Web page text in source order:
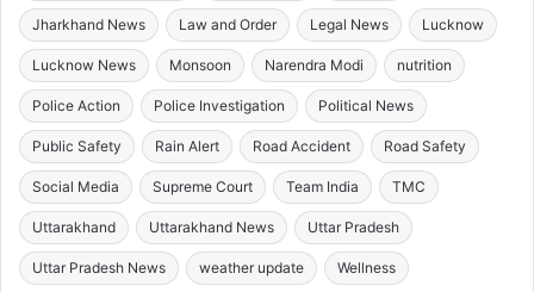
Jharkhand News Law and Order Legal News Lucknow
Lucknow News Monsoon Narendra Modi nutrition
Police Action Police Investigation Political News
Public Safety Rain Alert Road Accident Road Safety
Social Media Supreme Court Team India TMC
Uttarakhand Uttarakhand News Uttar Pradesh
Uttar Pradesh News weather update Wellness